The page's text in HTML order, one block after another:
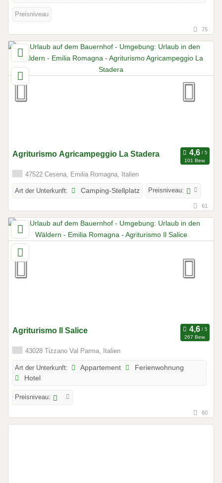
Preisniveau
75
Agriturismo Agricampeggio La Stadera
101 Bew.
47522 Cesena, Emilia Romagna, Italien
Art der Unterkunft: Camping-Stellplatz Preisniveau:
61
Agriturismo Il Salice
267 Bew.
43028 Tizzano Val Parma, Italien
Art der Unterkunft: Appartement
Ferienwohnung
Hotel
Preisniveau:
60